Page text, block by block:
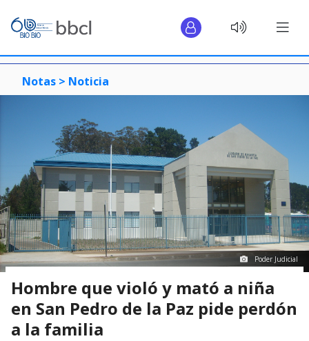
Notas > Noticia
Poder Judicial
Hombre que violó y mató a niña
en San Pedro de la Paz pide perdón
a la familia